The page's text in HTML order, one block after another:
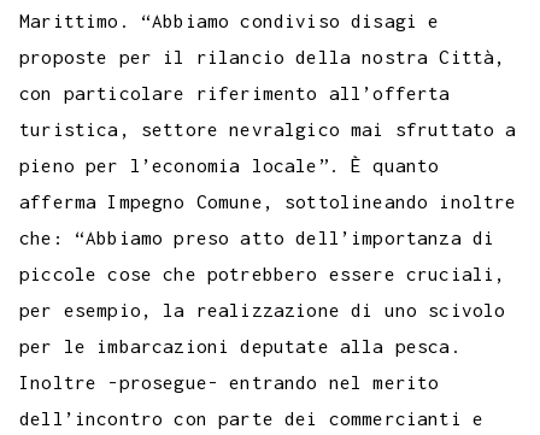
Marittimo. “Abbiamo condiviso disagi e
proposte per il rilancio della nostra Città,
con particolare riferimento all’offerta
turistica, settore nevralgico mai sfruttato a
pieno per l’economia locale”. È quanto
afferma Impegno Comune, sottolineando inoltre
che: “Abbiamo preso atto dell’importanza di
piccole cose che potrebbero essere cruciali,
per esempio, la realizzazione di uno scivolo
per le imbarcazioni deputate alla pesca.
Inoltre -prosegue- entrando nel merito
dell’incontro con parte dei commercianti e